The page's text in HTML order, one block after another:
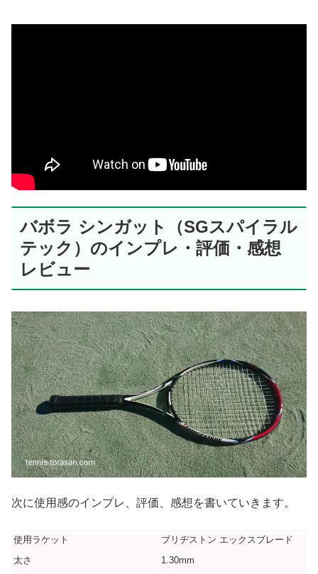
バボラ シンガット（SGスパイラル
テック）のインプレ・評価・感想
レビュー
次に使用感のインプレ、評価、感想を書いていきます。
使用ラケット
ブリヂストン エックスブレード
太さ
1.30mm